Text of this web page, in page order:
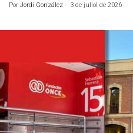
Por Jordi González - 3 de juliol de 2026